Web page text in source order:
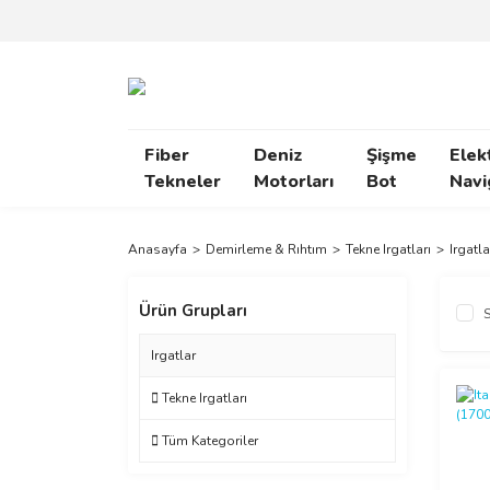
Fiber
Tekneler
Deniz
Motorları
Şişme
Bot
Anasayfa Demirleme & Rıhtım Tekne Irgatları
Ürün Grupları
Irgatlar
Tekne Irgatları
Tüm Kategoriler